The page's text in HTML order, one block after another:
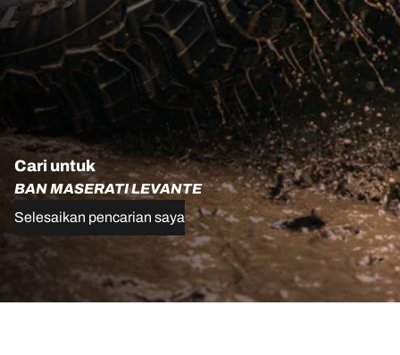
Cari untuk
BAN MASERATI LEVANTE
Selesaikan pencarian saya